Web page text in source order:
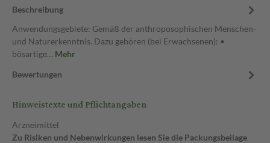
Beschreibung
Anwendungsgebiete: Gemäß der anthroposophischen Menschen-
und Naturerkenntnis. Dazu gehören (bei Erwachsenen): •
bösartige… Mehr
Bewertungen
Hinweistexte und Pflichtangaben
Arzneimittel
Zu Risiken und Nebenwirkungen lesen Sie die Packungsbeilage